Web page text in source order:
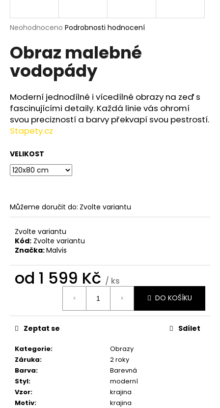
Průměrné
produktu
je
z
hvězdiček.
Neohodnoceno Podrobnosti hodnocení
Obraz malebné
vodopády
Moderní jednodílné i vícedílné obrazy na zeď s
fascinujícími detaily. Každá linie vás ohromí
svou precizností a barvy překvapí svou pestrostí.
Stapety.cz
VELIKOST
Můžeme doručit do: Zvolte variantu
Zvolte variantu
Kód: Zvolte variantu
Značka:Malvis
od 1 599 Kč / ks
DO KOŠÍKU
Kategorie:
Obrazy
Záruka:
2 roky
Barva:
Barevná
Styl:
moderní
Vzor:
krajina
Motiv:
krajina
Zeptat se Sdílet
j
t
?
HLEDAT
D
o
p
u
č
u
e
m
e
OKNO
RÁJE
599
Kč